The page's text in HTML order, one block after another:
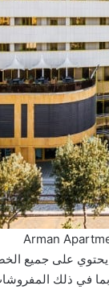
Arman
على جميع
في ذلك